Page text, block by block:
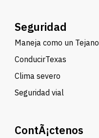
Seguridad
Maneja como un Tejano
ConducirTexas
Clima severo
Seguridad vial
ContÃ¡ctenos